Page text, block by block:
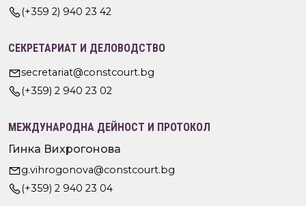
(+359 2) 940 23 42
СЕКРЕТАРИАТ И ДЕЛОВОДСТВО
secretariat@constcourt.bg
(+359) 2 940 23 02
МЕЖДУНАРОДНА ДЕЙНОСТ И ПРОТОКОЛ
Гинка Вихрогонова
g.vihrogonova@constcourt.bg
(+359) 2 940 23 04